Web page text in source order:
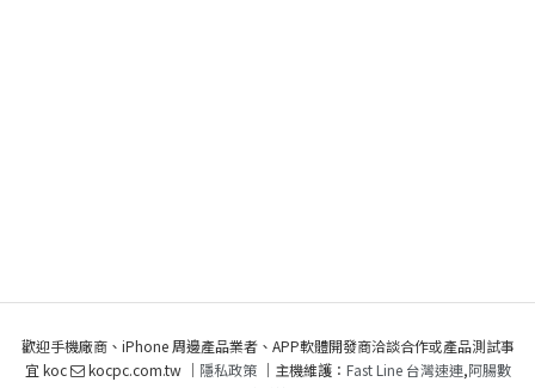
歡迎手機廠商、iPhone 周邊產品業者、APP軟體開發商洽談合作或產品測試事
宜 koc
kocpc.com.tw ｜ 隱私政策｜主機維護： Fast Line 台灣速連,阿腸數